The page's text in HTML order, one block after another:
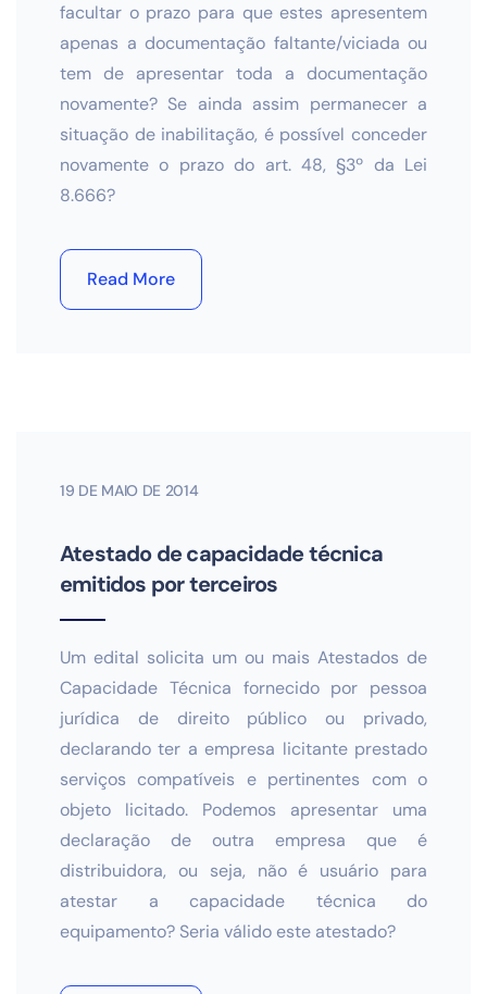
facultar o prazo para que estes apresentem
apenas a documentação faltante/viciada ou
tem de apresentar toda a documentação
novamente? Se ainda assim permanecer a
situação de inabilitação, é possível conceder
novamente o prazo do art. 48, §3º da Lei
8.666?
Read More
19 DE MAIO DE 2014
Atestado de capacidade técnica
emitidos por terceiros
Um edital solicita um ou mais Atestados de
Capacidade Técnica fornecido por pessoa
jurídica de direito público ou privado,
declarando ter a empresa licitante prestado
serviços compatíveis e pertinentes com o
objeto licitado. Podemos apresentar uma
declaração de outra empresa que é
distribuidora, ou seja, não é usuário para
atestar a capacidade técnica do
equipamento? Seria válido este atestado?